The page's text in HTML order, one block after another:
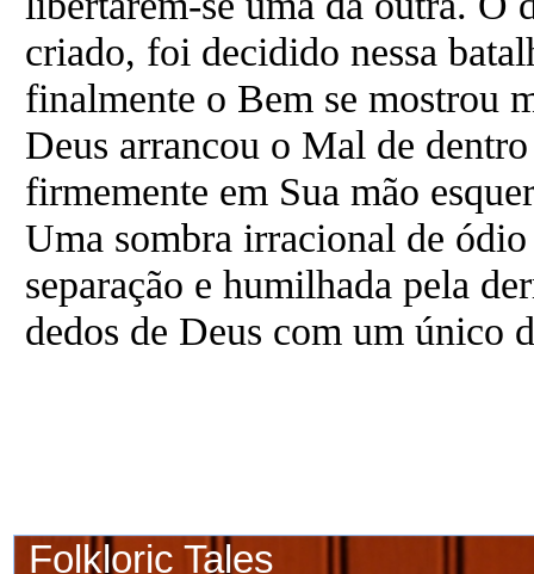
criado, foi decidido nessa
finalmente o Bem se mostrou
Deus arrancou o Mal de
firmemente em Sua mão
Uma sombra irracional de
separação e humilhada pela
dedos de Deus com um único